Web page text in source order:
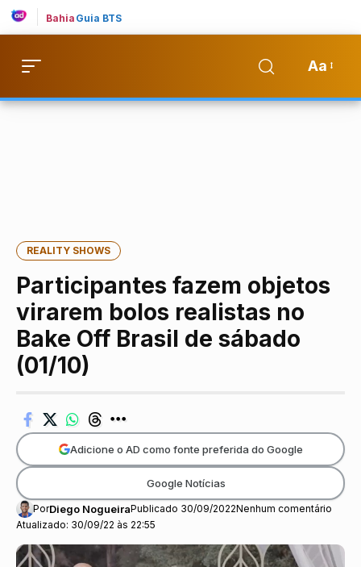
Bahia Guia BTS
Aa
REALITY SHOWS
Participantes fazem objetos
virarem bolos realistas no
Bake Off Brasil de sábado
(01/10)
Atualizado: 30/09/22 às 22:55
PorDiego NogueiraPublicado 30/09/2022Nenhum comentário
Adicione o AD como fonte preferida do Google
Google Notícias